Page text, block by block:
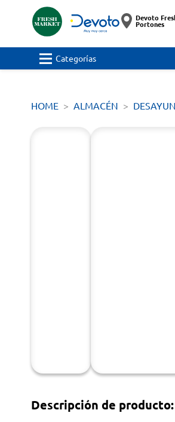
Devoto
Portones
Categorías
HOME ALMACÉN
Descripción de producto: